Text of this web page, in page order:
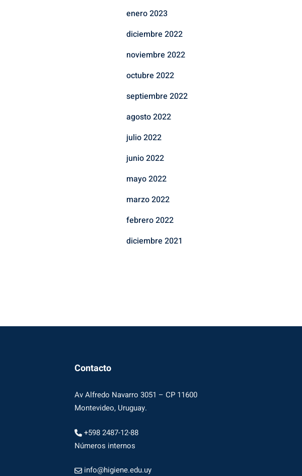
enero 2023
diciembre 2022
noviembre 2022
octubre 2022
septiembre 2022
agosto 2022
julio 2022
junio 2022
mayo 2022
marzo 2022
febrero 2022
diciembre 2021
Contacto
Av Alfredo Navarro 3051 – CP 11600
Montevideo, Uruguay.
+598 2487-12-88
Números internos
info@higiene.edu.uy